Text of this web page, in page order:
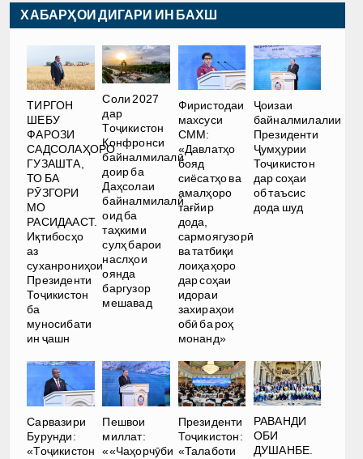
ХАБАРҲОИ ДИГАРИ ИН БАХШ
ТИРГОН
ШЕБУ
ФАРОЗИ
САДСОЛАҲОРО
ГУЗАШТА,
ТО БА
РӮЗГОРИ
МО
РАСИДААСТ.
Иқтибосҳо
аз
суханрониҳои
Президенти
Тоҷикистон
ба
муносибати
ин ҷашн
Соли 2027
дар
Тоҷикистон
Конфронси
байналмилалӣ
доир ба
Даҳсолаи
байналмилалӣ
оид ба
таҳкими
сулҳ барои
наслҳои
оянда
баргузор
мешавад
Фиристодаи
махсуси
СММ:
«Давлатҳо
бояд
сиёсатҳо ва
амалҳоро
тағйир
дода,
сармоягузорӣ
ва татбиқи
лоиҳаҳоро
дар соҳаи
идораи
захираҳои
обӣ ба роҳ
монанд»
Ҷоизаи
байналмилалии
Президенти
Ҷумҳурии
Тоҷикистон
дар соҳаи
об таъсис
дода шуд
Сарвазири
Бурунди:
«Тоҷикистон
Пешвои
миллат:
««Чаҳорчӯби
Президенти
Тоҷикистон:
«Талаботи
РАВАНДИ
ОБИ
ДУШАНБЕ.